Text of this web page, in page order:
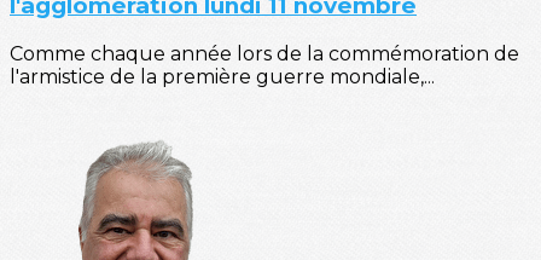
l'agglomération lundi 11 novembre
Comme chaque année lors de la commémoration de
l'armistice de la première guerre mondiale,...